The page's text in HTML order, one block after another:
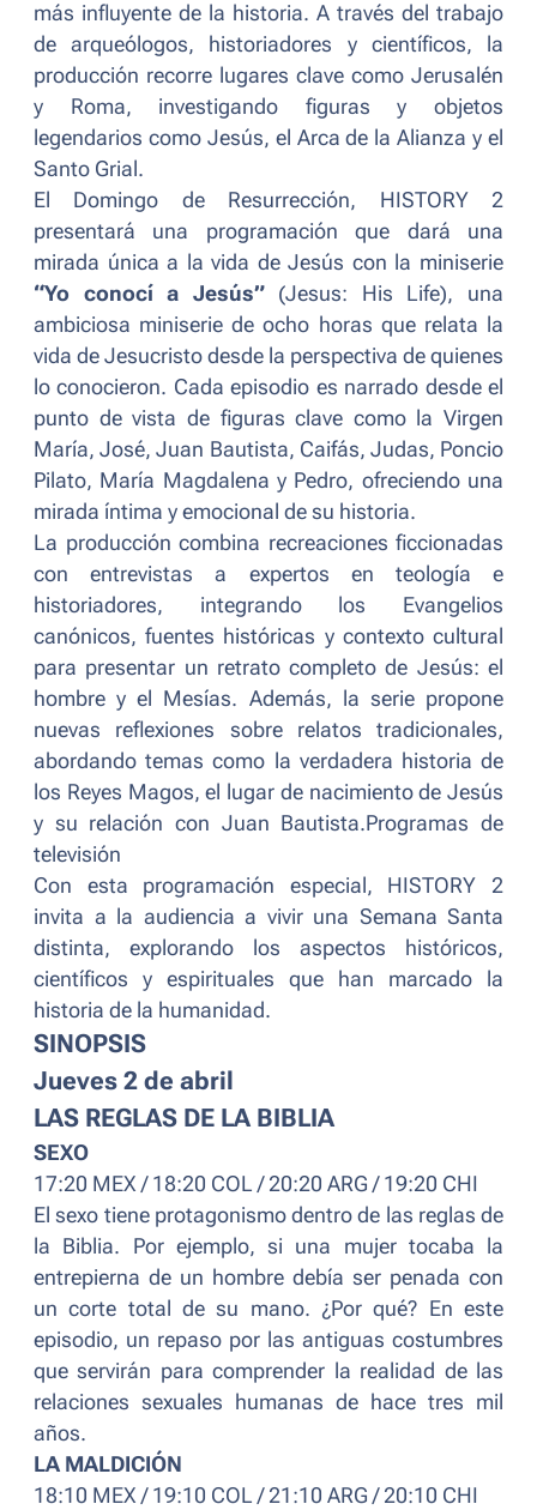
más influyente de la historia. A través del trabajo
de arqueólogos, historiadores y científicos, la
producción recorre lugares clave como Jerusalén
y Roma, investigando figuras y objetos
legendarios como Jesús, el Arca de la Alianza y el
Santo Grial.
El Domingo de Resurrección, HISTORY 2
presentará una programación que dará una
mirada única a la vida de Jesús con la miniserie
“Yo conocí a Jesús”(Jesus: His Life), una
ambiciosa miniserie de ocho horas que relata la
vida de Jesucristo desde la perspectiva de quienes
lo conocieron. Cada episodio es narrado desde el
punto de vista de figuras clave como la Virgen
María, José, Juan Bautista, Caifás, Judas, Poncio
Pilato, María Magdalena y Pedro, ofreciendo una
mirada íntima y emocional de su historia.
La producción combina recreaciones ficcionadas
con entrevistas a expertos en teología e
historiadores, integrando los Evangelios
canónicos, fuentes históricas y contexto cultural
para presentar un retrato completo de Jesús: el
hombre y el Mesías. Además, la serie propone
nuevas reflexiones sobre relatos tradicionales,
abordando temas como la verdadera historia de
los Reyes Magos, el lugar de nacimiento de Jesús
y su relación con Juan Bautista.Programas de
televisión
Con esta programación especial, HISTORY 2
invita a la audiencia a vivir una Semana Santa
distinta, explorando los aspectos históricos,
científicos y espirituales que han marcado la
historia de la humanidad.
SINOPSIS
Jueves 2 de abril
LAS REGLAS DE LA BIBLIA
SEXO
17:20 MEX / 18:20 COL / 20:20 ARG / 19:20 CHI
El sexo tiene protagonismo dentro de las reglas de
la Biblia. Por ejemplo, si una mujer tocaba la
entrepierna de un hombre debía ser penada con
un corte total de su mano. ¿Por qué? En este
episodio, un repaso por las antiguas costumbres
que servirán para comprender la realidad de las
relaciones sexuales humanas de hace tres mil
años.
LA MALDICIÓN
18:10 MEX / 19:10 COL / 21:10 ARG / 20:10 CHI